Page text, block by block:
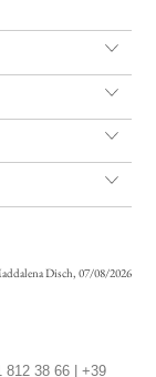
Disch, 07/08/2026
812 38 66 | +39